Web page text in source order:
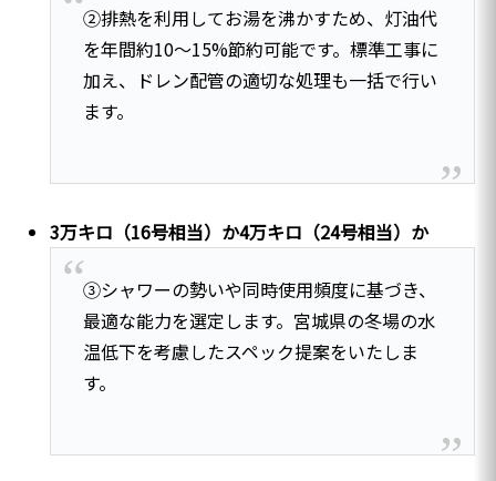
②排熱を利用してお湯を沸かすため、灯油代
を年間約10〜15%節約可能です。標準工事に
加え、ドレン配管の適切な処理も一括で行い
ます。
3万キロ（16号相当）か4万キロ（24号相当）か
③シャワーの勢いや同時使用頻度に基づき、
最適な能力を選定します。宮城県の冬場の水
温低下を考慮したスペック提案をいたしま
す。